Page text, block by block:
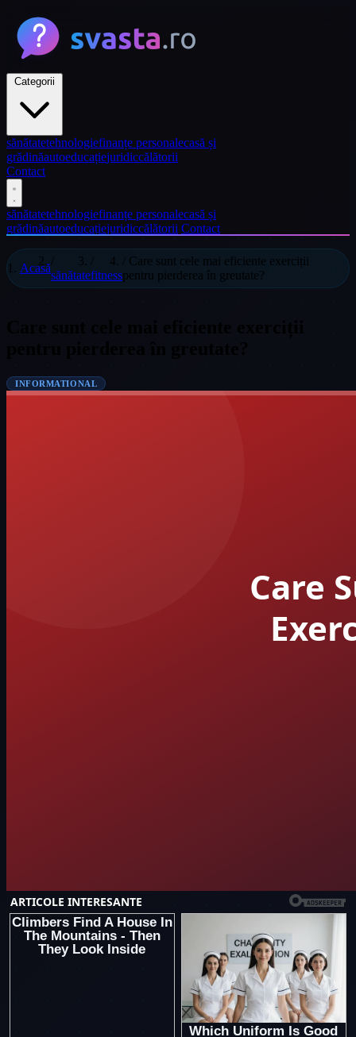
sănătatetehnologiefinanțe personalecasă și
grădinăautoeducațiejuridiccălătorii
Contact
sănătatetehnologiefinanțe personalecasă și
grădinăautoeducațiejuridiccălătorii Contact
Acasă
sănătatefitness
/ Care sunt cele mai eficiente exerciții
pentru pierderea în greutate?
INFORMATIONAL